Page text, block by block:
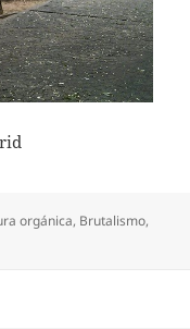
orgánica, Brutalismo,